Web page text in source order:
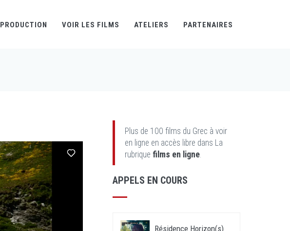
PRODUCTION VOIR LES FILMS ATELIERS PARTENAIRES
Plus de 100 films du Grec à voir
en ligne en accès libre dans La
rubrique films en ligne.
APPELS EN COURS
Résidence Horizon(s)